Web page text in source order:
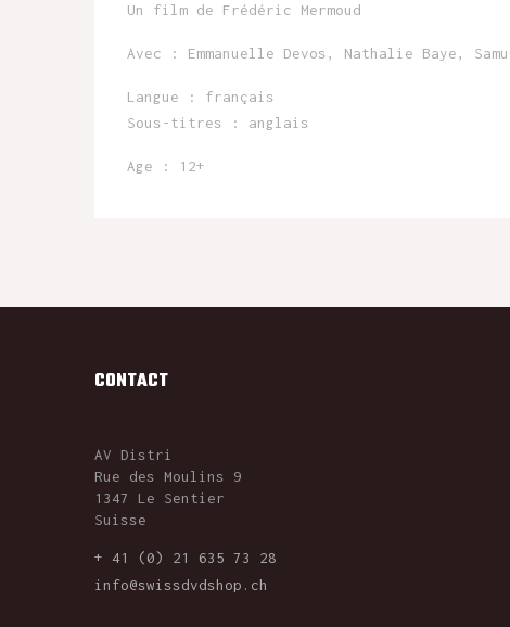
Un film de Frédéric Mermoud
Avec : Emmanuelle Devos, Nathalie Baye,
Langue : français
Sous-titres : anglais
Age : 12+
CONTACT
AV Distri
Rue des Moulins 9
1347 Le Sentier
Suisse
+ 41 (0) 21 635 73 28
info@swissdvdshop.ch